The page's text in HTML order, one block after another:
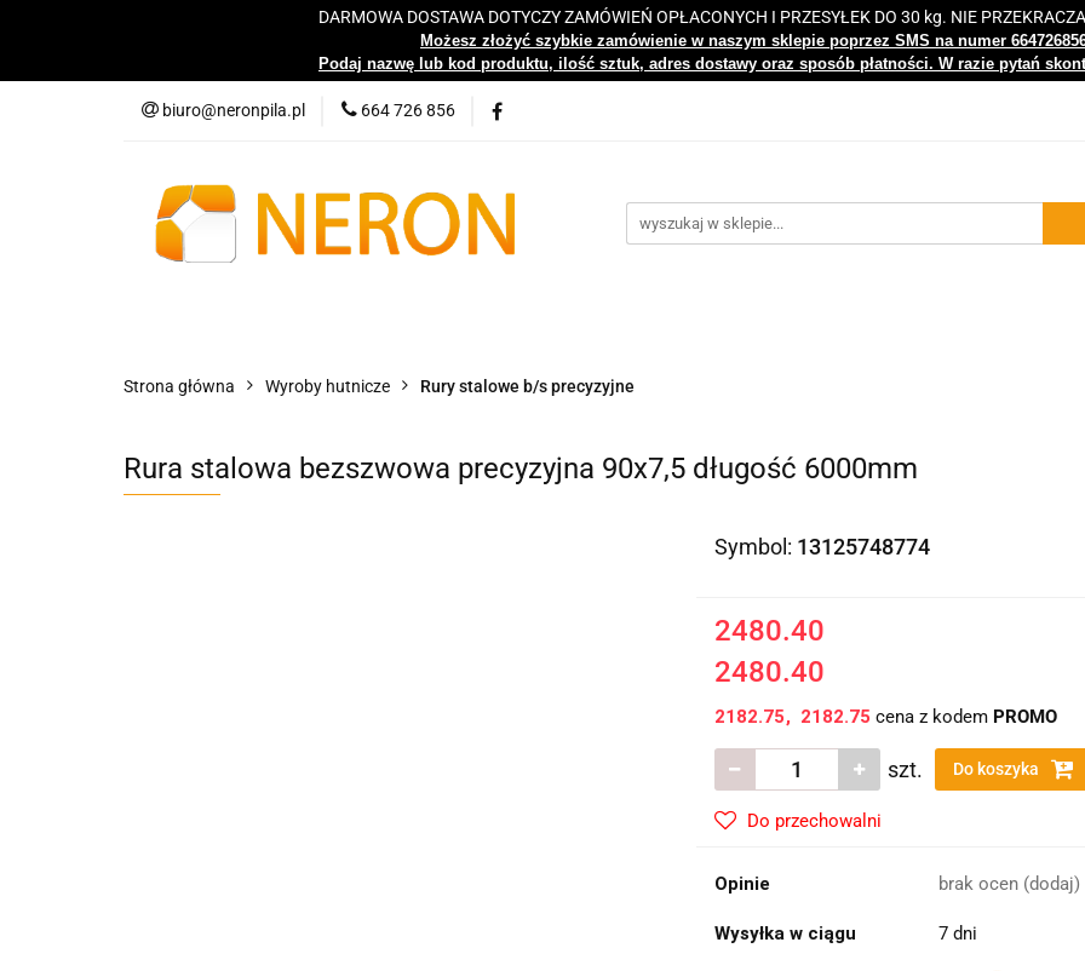
DARMOWA DOSTAWA DOTYCZY ZAMÓWIEŃ OPŁACONYCH I PRZESYŁEK DO 30 kg. NIE
Możesz złożyć szybkie zamówienie w naszym sklepie poprzez SMS na numer
Podaj nazwę lub kod produktu, ilość sztuk, adres dostawy oraz sposób płatności. W razie pytań
biuro@neronpila.pl 664 726 856
Katalogi Nowości Bestsellery Kontakt Centrum
Strona główna Wyroby hutnicze Rury stalowe b/s precyzyjne
Rura stalowa bezszwowa precyzyjna 90x7,5 długość 6000mm
Symbol: 13125748774
2480.40
2480.40
2182.75 2182.75 cena z kodem PROMO
szt. Do koszyka
Do przechowalni
Opinie brak ocen (dodaj)
Wysyłka w ciągu 7 dni